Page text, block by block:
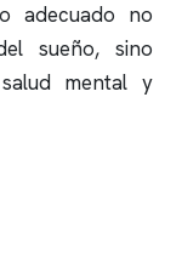
adecuado no
sueño, sino
mental y